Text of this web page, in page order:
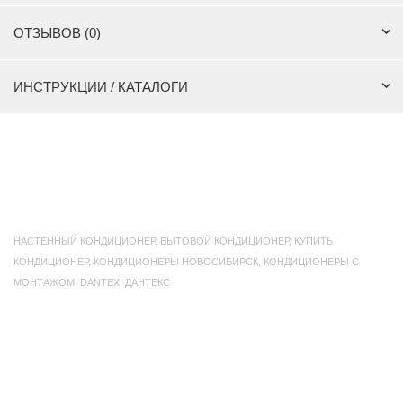
ОТЗЫВОВ (0)
ИНСТРУКЦИИ / КАТАЛОГИ
НАСТЕННЫЙ КОНДИЦИОНЕР, БЫТОВОЙ КОНДИЦИОНЕР, КУПИТЬ
КОНДИЦИОНЕР, КОНДИЦИОНЕРЫ НОВОСИБИРСК КОНДИЦИОНЕРЫ С
МОНТАЖОМ
DANTEX ДАНТЕКС